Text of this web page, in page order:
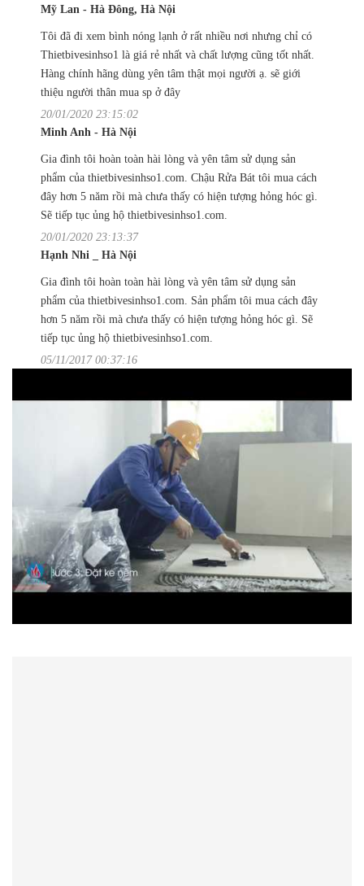
Mỹ Lan - Hà Đông, Hà Nội
Tôi đã đi xem bình nóng lạnh ở rất nhiều nơi nhưng chỉ có
Thietbivesinhso1 là giá rẻ nhất và chất lượng cũng tốt nhất.
Hàng chính hãng dùng yên tâm thật mọi người ạ. sẽ giới
thiệu người thân mua sp ở đây
20/01/2020 23:15:02
Minh Anh - Hà Nội
Gia đình tôi hoàn toàn hài lòng và yên tâm sử dụng sản
phẩm của thietbivesinhso1.com. Chậu Rửa Bát tôi mua cách
đây hơn 5 năm rồi mà chưa thấy có hiện tượng hỏng hóc gì.
Sẽ tiếp tục ủng hộ thietbivesinhso1.com.
20/01/2020 23:13:37
Hạnh Nhi _ Hà Nội
Gia đình tôi hoàn toàn hài lòng và yên tâm sử dụng sản
phẩm của thietbivesinhso1.com. Sản phẩm tôi mua cách đây
hơn 5 năm rồi mà chưa thấy có hiện tượng hỏng hóc gì. Sẽ
tiếp tục ủng hộ thietbivesinhso1.com.
05/11/2017 00:37:16